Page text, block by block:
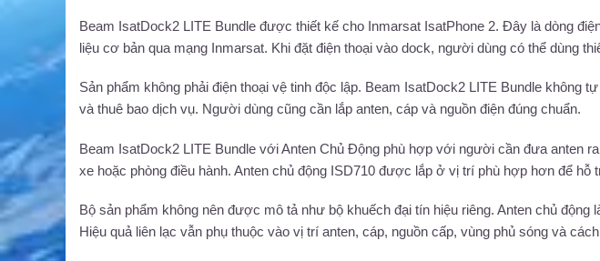
Beam IsatDock2 LITE Bundle được thiết kế cho Inmarsat IsatPhone 2. Đây là dòng
liệu cơ bản qua mạng Inmarsat. Khi đặt điện thoại vào dock, người dùng có thể dùng
Sản phẩm không phải điện thoại vệ tinh độc lập. Beam IsatDock2 LITE Bundle không
và thuê bao dịch vụ. Người dùng cũng cần lắp anten, cáp và nguồn điện đúng chuẩn.
Beam IsatDock2 LITE Bundle với Anten Chủ Động phù hợp với người cần đưa anten
xe hoặc phòng điều hành. Anten chủ động ISD710 được lắp ở vị trí phù hợp hơn để hỗ
Bộ sản phẩm không nên được mô tả như bộ khuếch đại tín hiệu riêng. Anten chủ động
Hiệu quả liên lạc vẫn phụ thuộc vào vị trí anten, cáp, nguồn cấp, vùng phủ sóng và